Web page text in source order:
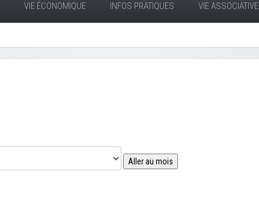
VIE ÉCONOMIQUE INFOS PRATIQUES VIE ASSOCIATIVE
Aller au mois